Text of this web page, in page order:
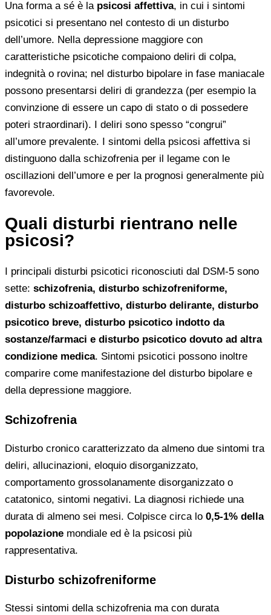
Una forma a sé è la psicosi affettiva, in cui i sintomi
psicotici si presentano nel contesto di un disturbo
dell’umore. Nella depressione maggiore con
caratteristiche psicotiche compaiono deliri di colpa,
indegnità o rovina; nel disturbo bipolare in fase maniacale
possono presentarsi deliri di grandezza (per esempio la
convinzione di essere un capo di stato o di possedere
poteri straordinari). I deliri sono spesso “congrui”
all’umore prevalente. I sintomi della psicosi affettiva si
distinguono dalla schizofrenia per il legame con le
oscillazioni dell’umore e per la prognosi generalmente più
favorevole.
Quali disturbi rientrano nelle
psicosi?
I principali disturbi psicotici riconosciuti dal DSM-5 sono
sette: schizofrenia, disturbo schizofreniforme,
disturbo schizoaffettivo, disturbo delirante, disturbo
psicotico breve, disturbo psicotico indotto da
sostanze/farmaci e disturbo psicotico dovuto ad altra
condizione medica. Sintomi psicotici possono inoltre
comparire come manifestazione del disturbo bipolare e
della depressione maggiore.
Schizofrenia
Disturbo cronico caratterizzato da almeno due sintomi tra
deliri, allucinazioni, eloquio disorganizzato,
comportamento grossolanamente disorganizzato o
catatonico, sintomi negativi. La diagnosi richiede una
durata di almeno sei mesi. Colpisce circa lo 0,5-1% della
popolazione mondiale ed è la psicosi più
rappresentativa.
Disturbo schizofreniforme
Stessi sintomi della schizofrenia ma con durata